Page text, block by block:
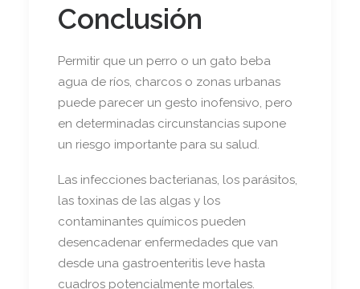
Conclusión
Permitir que un perro o un gato beba
agua de ríos, charcos o zonas urbanas
puede parecer un gesto inofensivo, pero
en determinadas circunstancias supone
un riesgo importante para su salud.
Las infecciones bacterianas, los parásitos,
las toxinas de las algas y los
contaminantes químicos pueden
desencadenar enfermedades que van
desde una gastroenteritis leve hasta
cuadros potencialmente mortales.